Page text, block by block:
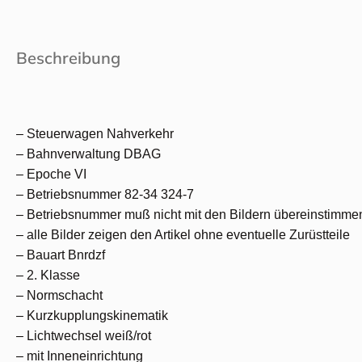
Beschreibung
– Steuerwagen Nahverkehr
– Bahnverwaltung DBAG
– Epoche VI
– Betriebsnummer 82-34 324-7
– Betriebsnummer muß nicht mit den Bildern
– alle Bilder zeigen den Artikel ohne eventuelle Zurüstteile
– Bauart Bnrdzf
– 2. Klasse
– Normschacht
– Kurzkupplungskinematik
– Lichtwechsel weiß/rot
– mit Inneneinrichtung